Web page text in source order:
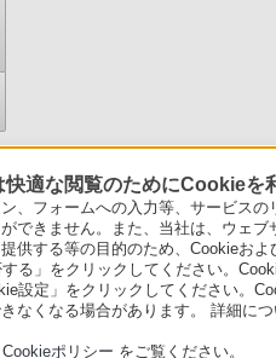
適な閲覧のためにCookieを
、フォームへの入力等、サービス
できません。また、当社は、ウェ
供する等の目的のため、Cookieお
る」をクリックしてください。
設定」をクリックしてください。
なくなる場合があります。 詳細に
Cookieポリシー をご覧ください。